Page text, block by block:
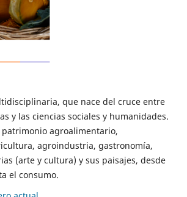
que nace del cruce entre
y las ciencias sociales y humanidades.
patrimonio agroalimentario,
agroindustria, gastronomía,
(arte y cultura) y sus paisajes, desde
el consumo.